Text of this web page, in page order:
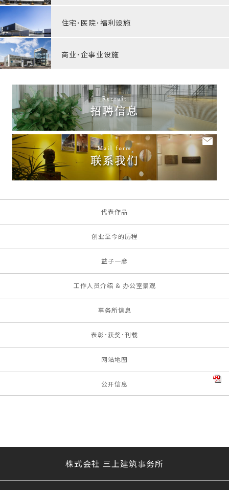
住宅･医院･福利设施
商业･企事业设施
代表作品
创业至今的历程
益子一彦
工作人员介绍 & 办公室景观
事务所信息
表彰･获奖･刊载
网站地图
公开信息
株式会社 三上建筑事务所